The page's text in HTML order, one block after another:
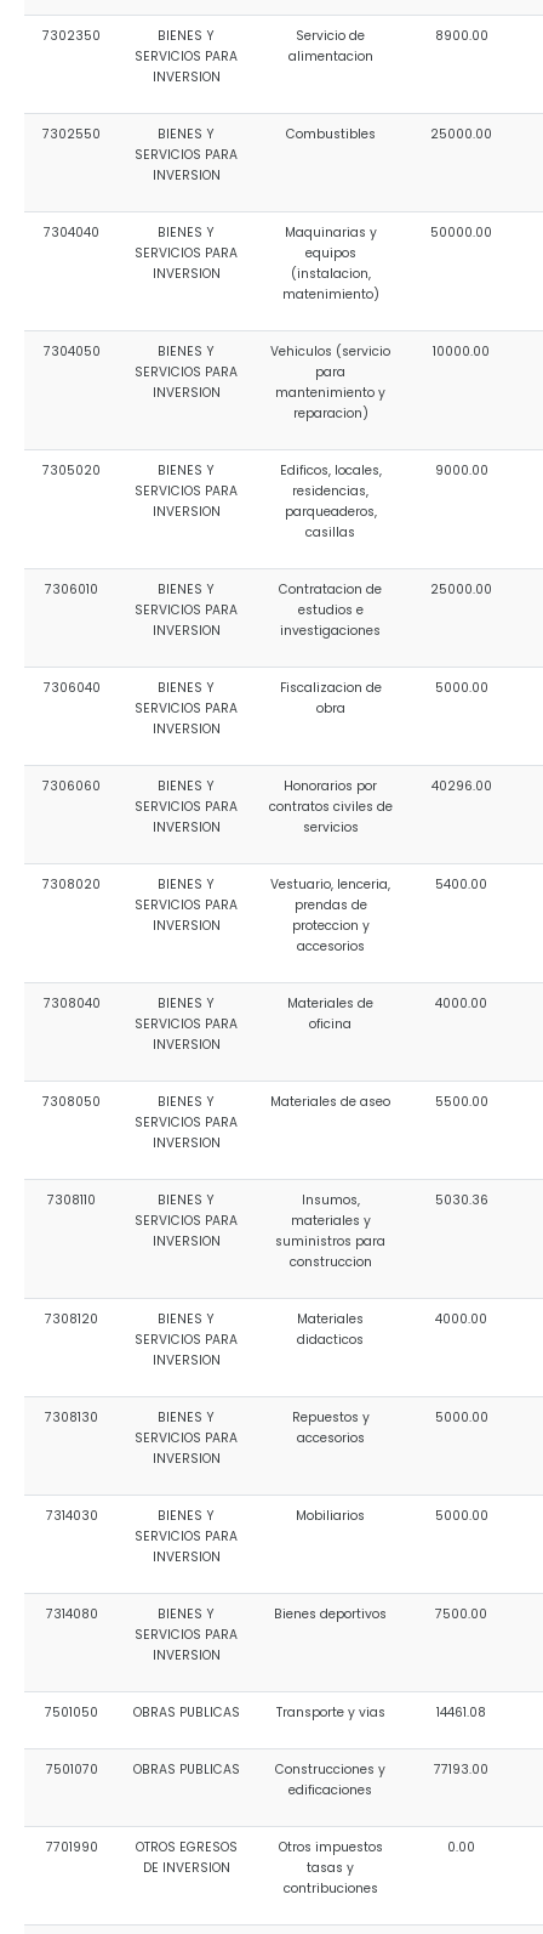
7302350
BIENES Y
SERVICIOS PARA
INVERSION
Servicio de
alimentacion
8900.00
7302550
BIENES Y
SERVICIOS PARA
INVERSION
Combustibles 25000.00
7304040
BIENES Y
SERVICIOS PARA
INVERSION
Maquinarias y
equipos
(instalacion,
matenimiento)
50000.00
7304050
BIENES Y
SERVICIOS PARA
INVERSION
Vehiculos (servicio
para
mantenimiento y
reparacion)
10000.00
7305020
BIENES Y
SERVICIOS PARA
INVERSION
Edificos, locales,
residencias,
parqueaderos,
casillas
9000.00
7306010
BIENES Y
SERVICIOS PARA
INVERSION
Contratacion de
estudios e
investigaciones
25000.00
7306040
BIENES Y
SERVICIOS PARA
INVERSION
Fiscalizacion de
obra
5000.00
7306060
BIENES Y
SERVICIOS PARA
INVERSION
Honorarios por
contratos civiles de
servicios
40296.00
7308020
BIENES Y
SERVICIOS PARA
INVERSION
Vestuario, lenceria,
prendas de
proteccion y
accesorios
5400.00
7308040
BIENES Y
SERVICIOS PARA
INVERSION
Materiales de
oficina
4000.00
7308050
BIENES Y
SERVICIOS PARA
INVERSION
Materiales de aseo 5500.00
7308110
BIENES Y
SERVICIOS PARA
INVERSION
Insumos,
materiales y
suministros para
construccion
5030.36
7308120
BIENES Y
SERVICIOS PARA
INVERSION
Materiales
didacticos
4000.00
7308130
BIENES Y
SERVICIOS PARA
INVERSION
Repuestos y
accesorios
5000.00
7314030
BIENES Y
SERVICIOS PARA
INVERSION
Mobiliarios 5000.00
7314080
BIENES Y
SERVICIOS PARA
INVERSION
Bienes deportivos 7500.00
7501050 OBRAS PUBLICAS Transporte y vias 14461.08
7501070 OBRAS PUBLICAS
Construcciones y
edificaciones
77193.00
7701990
OTROS EGRESOS
DE INVERSION
Otros impuestos
tasas y
contribuciones
0.00